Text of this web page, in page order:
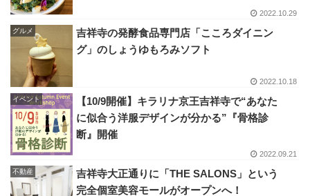
2022.10.29
グルメ
吉祥寺の発酵食品専門店「こころダイニン
グ」のしょうゆもろみソフト
2022.10.18
イベント
【10/9開催】キラリナ京王吉祥寺で“あなた
に似合う洋服デザインが分かる”『骨格診
断』開催
2022.09.21
不動産
吉祥寺大正通りに「THE SALONS」という
完全個室美容モールがオープンへ！